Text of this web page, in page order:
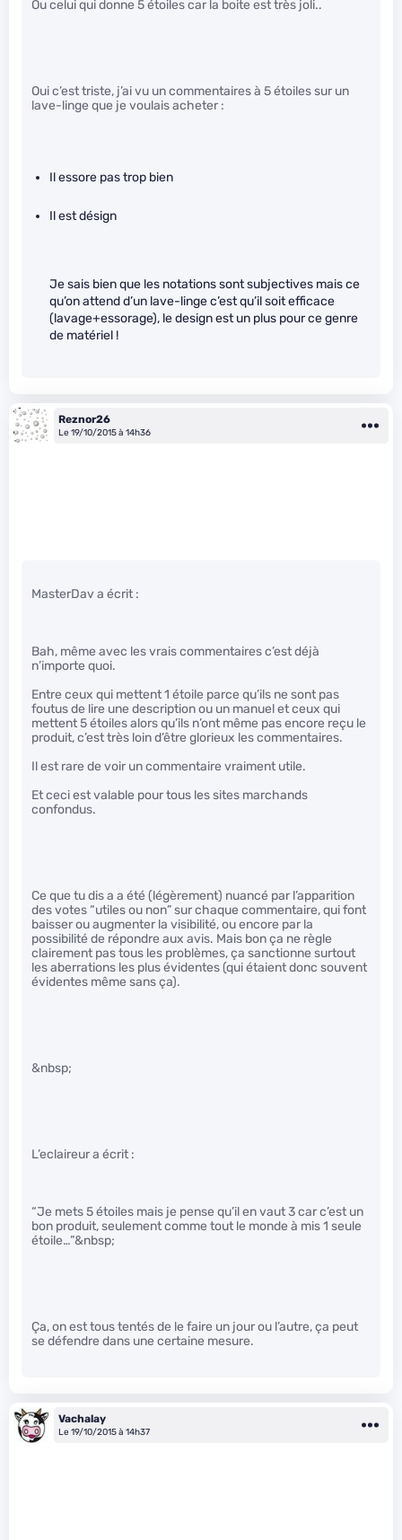
Ou celui qui donne 5 étoiles car la boite est très joli..
Oui c’est triste, j’ai vu un commentaires à 5 étoiles sur un
lave-linge que je voulais acheter :
Il essore pas trop bien
Il est désign
Je sais bien que les notations sont subjectives mais ce
qu’on attend d’un lave-linge c’est qu’il soit efficace
(lavage+essorage), le design est un plus pour ce genre
de matériel !
Reznor26
Le 19/10/2015 à 14h36
MasterDav a écrit :
Bah, même avec les vrais commentaires c’est déjà
n’importe quoi.
Entre ceux qui mettent 1 étoile parce qu’ils ne sont pas
foutus de lire une description ou un manuel et ceux qui
mettent 5 étoiles alors qu’ils n’ont même pas encore reçu le
produit, c’est très loin d’être glorieux les commentaires.
Il est rare de voir un commentaire vraiment utile.
Et ceci est valable pour tous les sites marchands
confondus.
Ce que tu dis a a été (légèrement) nuancé par l’apparition
des votes “utiles ou non” sur chaque commentaire, qui font
baisser ou augmenter la visibilité, ou encore par la
possibilité de répondre aux avis. Mais bon ça ne règle
clairement pas tous les problèmes, ça sanctionne surtout
les aberrations les plus évidentes (qui étaient donc souvent
évidentes même sans ça).
&nbsp;
L’eclaireur a écrit :
“Je mets 5 étoiles mais je pense qu’il en vaut 3 car c’est un
bon produit, seulement comme tout le monde à mis 1 seule
étoile…”&nbsp;
Ça, on est tous tentés de le faire un jour ou l’autre, ça peut
se défendre dans une certaine mesure.
Vachalay
Le 19/10/2015 à 14h37